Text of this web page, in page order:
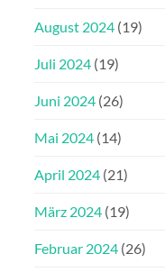
August 2024 (19)
Juli 2024 (19)
Juni 2024 (26)
Mai 2024 (14)
April 2024 (21)
März 2024 (19)
Februar 2024 (26)